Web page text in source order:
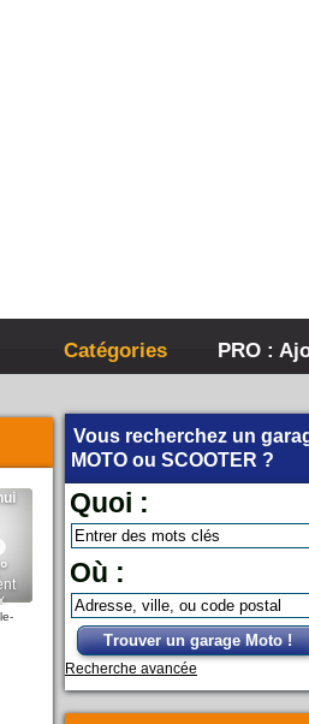
Catégories PRO :
Vous recherchez un
MOTO ou SCOOTER ?
Quoi :
Où :
Trouver un garage Moto !
Recherche avancée